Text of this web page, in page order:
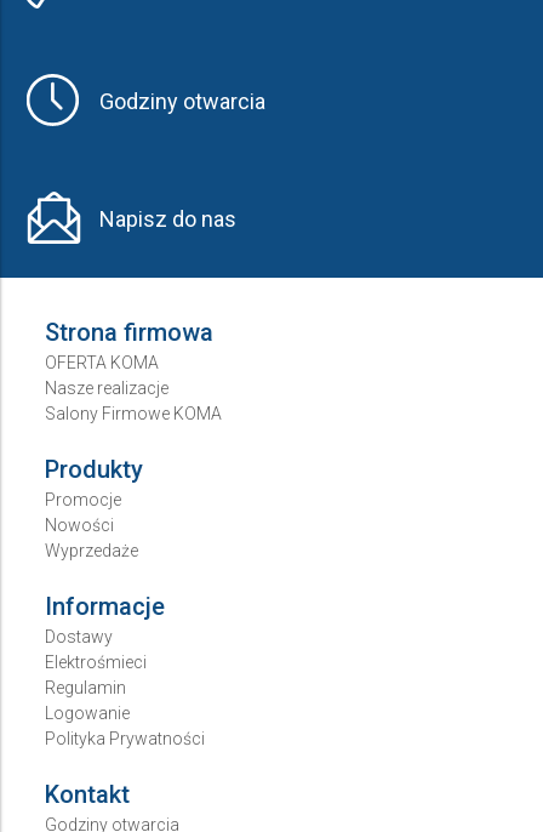
Godziny otwarcia
Napisz do nas
Strona firmowa
OFERTA KOMA
Nasze realizacje
Salony Firmowe KOMA
Produkty
Promocje
Nowości
Wyprzedaże
Informacje
Dostawy
Elektrośmieci
Regulamin
Logowanie
Polityka Prywatności
Kontakt
Godziny otwarcia